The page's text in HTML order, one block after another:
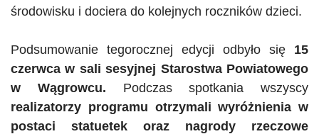
środowisku i dociera do kolejnych roczników dzieci.
Podsumowanie tegorocznej edycji odbyło się 15
czerwca w sali sesyjnej Starostwa Powiatowego
w Wągrowcu. Podczas spotkania wszyscy
realizatorzy programu otrzymali wyróżnienia w
postaci statuetek oraz nagrody rzeczowe